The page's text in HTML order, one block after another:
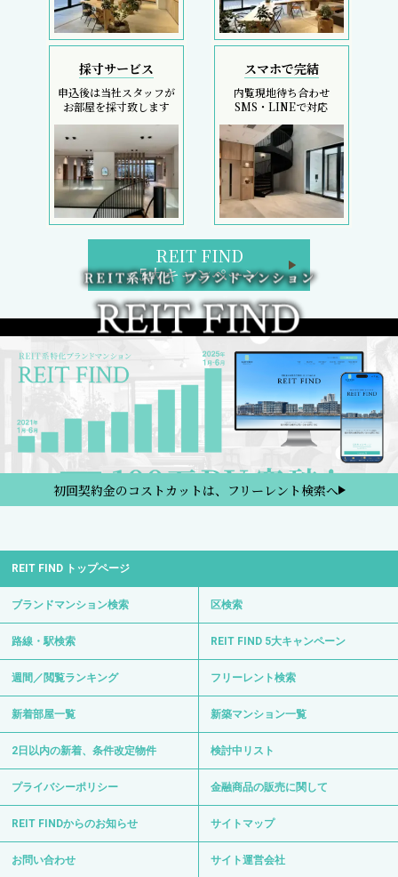
採寸サービス
申込後は当社スタッフが
お部屋を採寸致します
スマホで完結
内覧現地待ち合わせ
SMS・LINEで対応
REIT FIND
5大キャンペーン
初回契約金のコストカットは、フリーレント検索へ
REIT FIND トップページ
ブランドマンション検索 区検索
路線・駅検索 REIT FIND 5大キャンペーン
週間／閲覧ランキング フリーレント検索
新着部屋一覧 新築マンション一覧
2日以内の新着、条件改定物件 検討中リスト
プライバシーポリシー 金融商品の販売に関して
REIT FINDからのお知らせ サイトマップ
お問い合わせ サイト運営会社